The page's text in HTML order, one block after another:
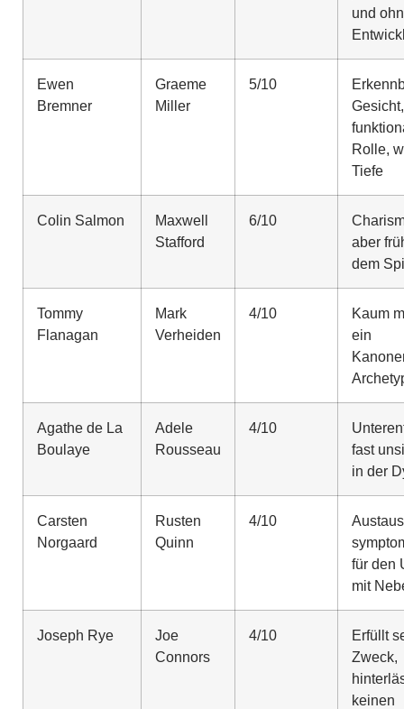
und
Ewen
Bremner
Graeme
Miller
5/10
Gesicht,
Rolle,
Tiefe
Colin Salmon
Maxwell
Stafford
6/10
aber
dem
Tommy
Flanagan
Mark
Verheiden
4/10
Kaum
ein
Agathe de La
Boulaye
Adele
Rousseau
4/10
fast
in der
Carsten
Norgaard
Rusten
Quinn
4/10
für den
mit
Joseph Rye
Joe
Connors
4/10
Erfüllt
Zweck,
keinen